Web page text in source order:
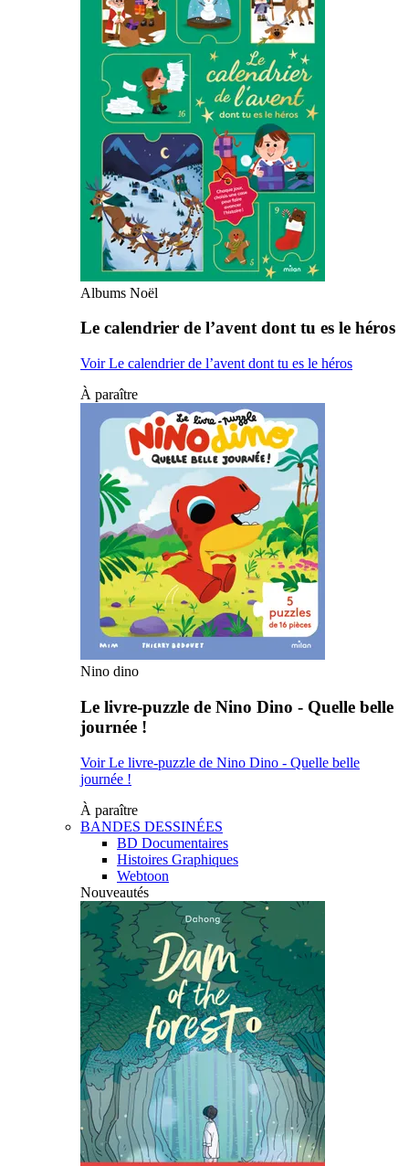
Albums Noël
Le calendrier de l’avent dont tu es le héros
Voir Le calendrier de l’avent dont tu es le héros
À paraître
Nino dino
Le livre-puzzle de Nino Dino - Quelle belle
journée !
Voir Le livre-puzzle de Nino Dino - Quelle belle
journée !
À paraître
BANDES DESSINÉES
BD Documentaires
Histoires Graphiques
Webtoon
Nouveautés